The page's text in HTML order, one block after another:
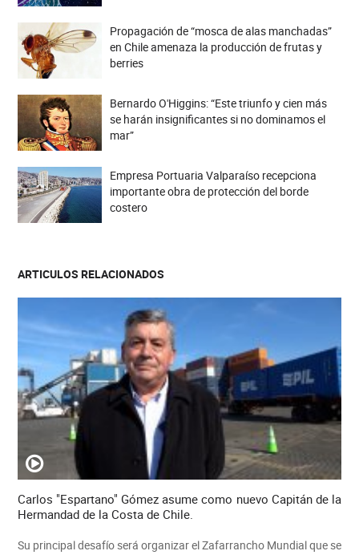
Propagación de “mosca de alas manchadas”
en Chile amenaza la producción de frutas y
berries
Bernardo O'Higgins: “Este triunfo y cien más
se harán insignificantes si no dominamos el
mar”
Empresa Portuaria Valparaíso recepciona
importante obra de protección del borde
costero
ARTICULOS RELACIONADOS
Carlos "Espartano" Gómez asume como nuevo Capitán de la
Hermandad de la Costa de Chile.
Su principal desafío será organizar el Zafarrancho Mundial que se